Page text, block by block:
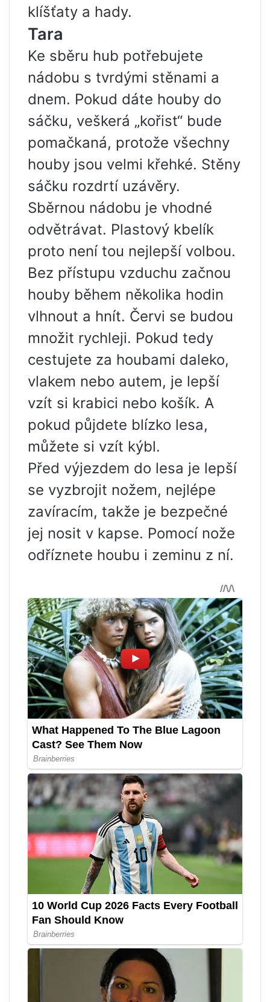
klíšťaty a hady.
Tara
Ke sběru hub potřebujete
nádobu s tvrdými stěnami a
dnem. Pokud dáte houby do
sáčku, veškerá „kořist“ bude
pomačkaná, protože všechny
houby jsou velmi křehké. Stěny
sáčku rozdrtí uzávěry.
Sběrnou nádobu je vhodné
odvětrávat. Plastový kbelík
proto není tou nejlepší volbou.
Bez přístupu vzduchu začnou
houby během několika hodin
vlhnout a hnít. Červi se budou
množit rychleji. Pokud tedy
cestujete za houbami daleko,
vlakem nebo autem, je lepší
vzít si krabici nebo košík. A
pokud půjdete blízko lesa,
můžete si vzít kýbl.
Před výjezdem do lesa je lepší
se vyzbrojit nožem, nejlépe
zavíracím, takže je bezpečné
jej nosit v kapse. Pomocí nože
odříznete houbu i zeminu z ní.